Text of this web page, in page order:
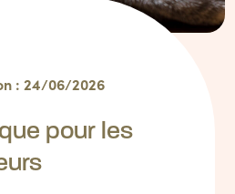
: 24/06/2026
pour les